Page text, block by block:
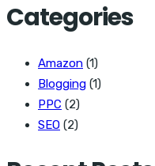
Categories
Amazon (1)
Blogging (1)
PPC (2)
SEO (2)